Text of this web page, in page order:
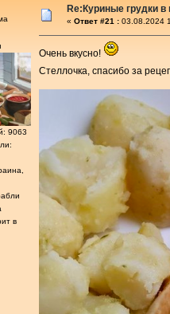
9063
в
Re:Куриные грудки
« Ответ #21 : 03.08.2024
Очень вкусно!
Стеллочка, спасибо за